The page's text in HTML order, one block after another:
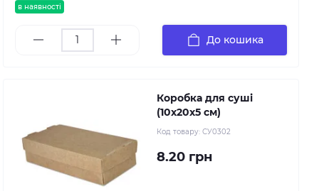
в наявності
До кошика
Коробка для суші
(10х20х5 см)
Код товару: СУ0302
8.20 грн